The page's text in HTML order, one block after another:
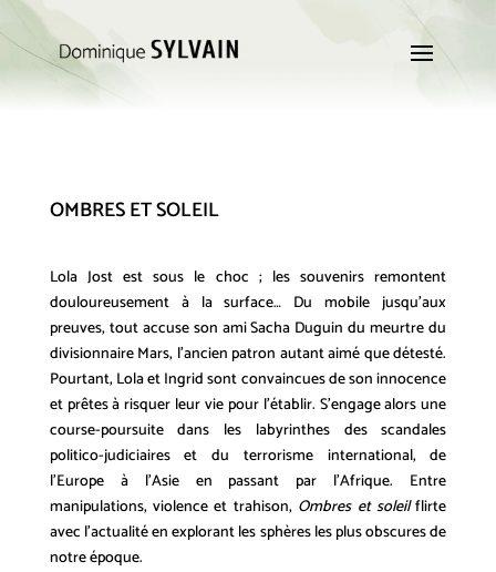
OMBRES ET SOLEIL
Lola Jost est sous le choc ; les souvenirs remontent
douloureusement à la surface… Du mobile jusqu’aux
preuves, tout accuse son ami Sacha Duguin du meurtre du
divisionnaire Mars, l’ancien patron autant aimé que détesté.
Pourtant, Lola et Ingrid sont convaincues de son innocence
et prêtes à risquer leur vie pour l’établir. S’engage alors une
course-poursuite dans les labyrinthes des scandales
politico-judiciaires et du terrorisme international, de
l’Europe à l’Asie en passant par l’Afrique. Entre
manipulations, violence et trahison, Ombres et soleilflirte
avec l’actualité en explorant les sphères les plus obscures de
notre époque.